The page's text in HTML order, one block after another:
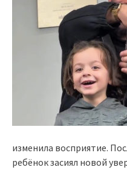
изменила восприятие.
ребёнок засиял новой